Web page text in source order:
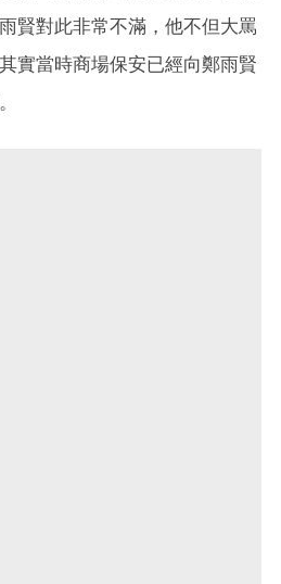
賢對此非常不滿，他不但大罵
實當時商場保安已經向鄭雨賢